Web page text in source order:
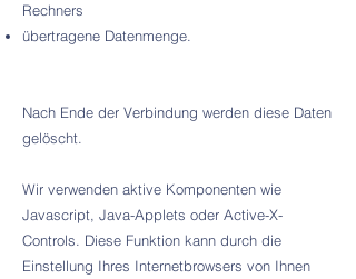
Rechners
übertragene Datenmenge.
Nach Ende der Verbindung werden diese Daten
gelöscht.
Wir verwenden aktive Komponenten wie
Javascript, Java-Applets oder Active-X-
Controls. Diese Funktion kann durch die
Einstellung Ihres Internetbrowsers von Ihnen